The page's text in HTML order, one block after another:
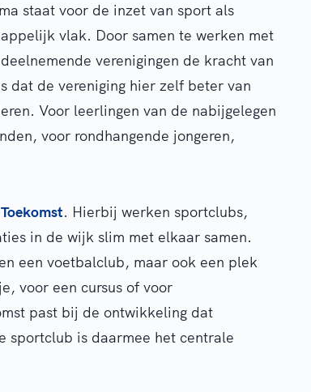
staat voor de inzet van sport als
vlak. Door samen te werken met
verenigingen de kracht van
dat de vereniging hier zelf beter van
Voor leerlingen van de nabijgelegen
voor rondhangende jongeren,
. Hierbij werken sportclubs,
in de wijk slim met elkaar samen.
een voetbalclub, maar ook een plek
voor een cursus of voor
past bij de ontwikkeling dat
sportclub is daarmee het centrale